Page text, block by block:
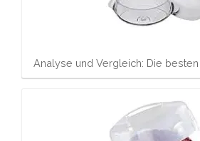
Analyse und Vergleich: Die besten